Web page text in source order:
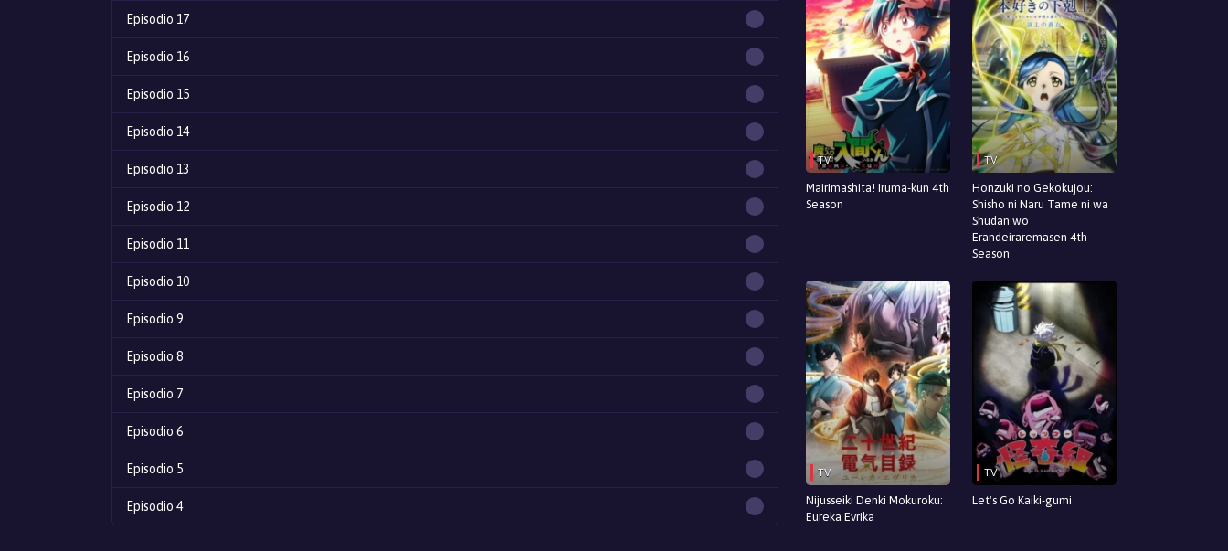
Episodio 17
Episodio 16
Episodio 15
Episodio 14
Episodio 13
Episodio 12
Episodio 11
Episodio 10
Episodio 9
Episodio 8
Episodio 7
Episodio 6
Episodio 5
Episodio 4
TV
Mairimashita! Iruma-kun 4th
Season
TV
Honzuki no Gekokujou:
Shisho ni Naru Tame ni wa
Shudan wo
Erandeiraremasen 4th
Season
TV
Nijusseiki Denki Mokuroku:
Eureka Evrika
TV
Let's Go Kaiki-gumi